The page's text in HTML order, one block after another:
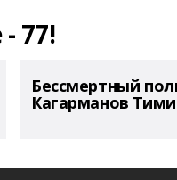
77!
Бессмертный
Кагарманов